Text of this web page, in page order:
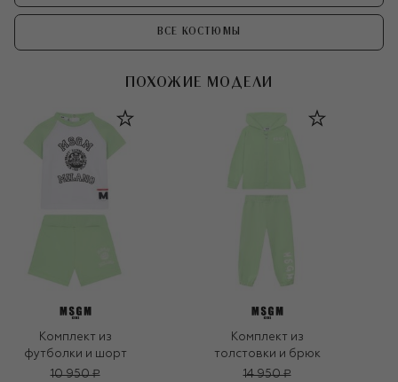
ВСЕ КОСТЮМЫ
ПОХОЖИЕ МОДЕЛИ
Комплект из
футболки и шорт
10 950 ₽
Комплект из
толстовки и брюк
14 950 ₽